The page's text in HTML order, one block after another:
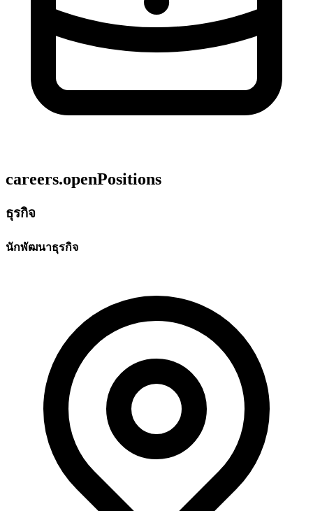
careers.openPositions
ธุรกิจ
นักพัฒนาธุรกิจ